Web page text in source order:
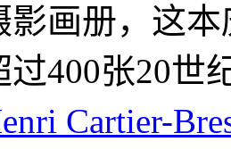
影画册，这
过400张20世
Cartier-